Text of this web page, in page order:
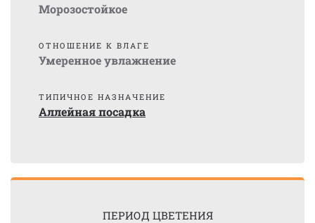
Морозостойкое
ОТНОШЕНИЕ К ВЛАГЕ
Умеренное увлажнение
ТИПИЧНОЕ НАЗНАЧЕНИЕ
Аллейная посадка
ПЕРИОД ЦВЕТЕНИЯ